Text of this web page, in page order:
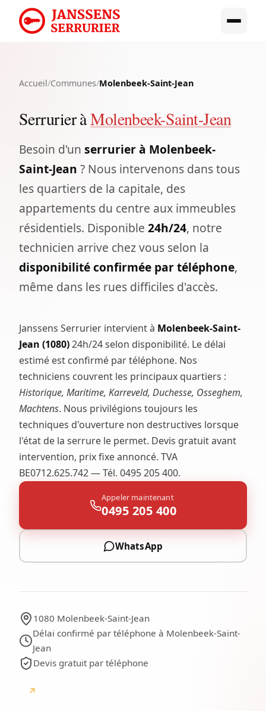
Accueil/Communes/Molenbeek-Saint-Jean
Serrurier àMolenbeek-Saint-Jean
Besoin d'un serrurier à Molenbeek-
Saint-Jean ? Nous intervenons dans tous
les quartiers de la capitale, des
appartements du centre aux immeubles
résidentiels. Disponible 24h/24, notre
technicien arrive chez vous selon la
disponibilité confirmée par téléphone,
même dans les rues difficiles d'accès.
Janssens Serrurier intervient à Molenbeek-Saint-
Jean (1080)24h/24 selon disponibilité. Le délai
estimé est confirmé par téléphone. Nos
techniciens couvrent les principaux quartiers :
Historique, Maritime, Karreveld, Duchesse, Osseghem,
Machtens. Nous privilégions toujours les
techniques d'ouverture non destructives lorsque
l'état de la serrure le permet. Devis gratuit avant
intervention, prix fixe annoncé. TVA
BE0712.625.742 — Tél. 0495 205 400.
Appeler maintenant
0495 205 400
WhatsApp
1080 Molenbeek-Saint-Jean
Délai confirmé par téléphone à Molenbeek-Saint-
Jean
Devis gratuit par téléphone
↗